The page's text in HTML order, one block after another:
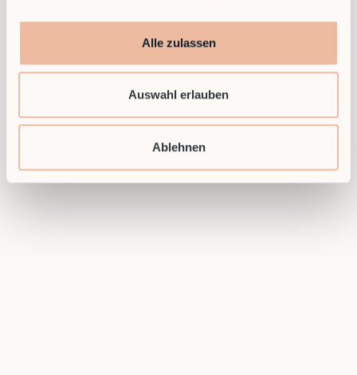
Alle zulassen
Auswahl erlauben
Ablehnen